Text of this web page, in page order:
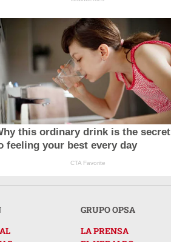
this ordinary drink is the secret
feeling your best every day
CTA Favorite
GRUPO OPSA
LA PRENSA